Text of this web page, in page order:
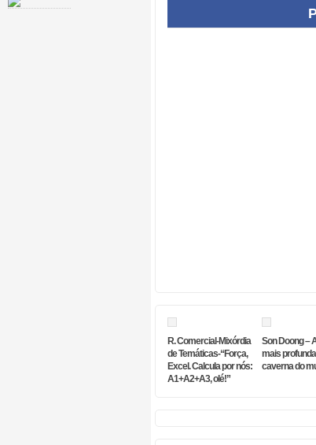
R. Comercial-Mixórdia
de Temáticas-“Força,
Excel. Calcula por nós:
A1+A2+A3, olé!”
Son Doong –
mais profunda
caverna do